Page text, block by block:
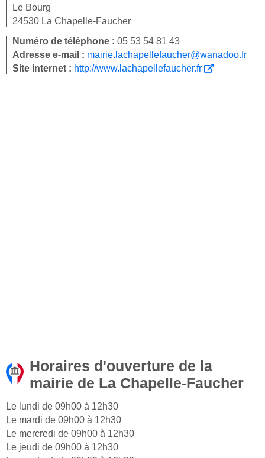
Le Bourg
24530 La Chapelle-Faucher
Numéro de téléphone : 05 53 54 81 43
Adresse e-mail : mairie.lachapellefaucher@wanadoo.fr
Site internet : http://www.lachapellefaucher.fr
Horaires d'ouverture de la
mairie de La Chapelle-Faucher
Le lundi de 09h00 à 12h30
Le mardi de 09h00 à 12h30
Le mercredi de 09h00 à 12h30
Le jeudi de 09h00 à 12h30